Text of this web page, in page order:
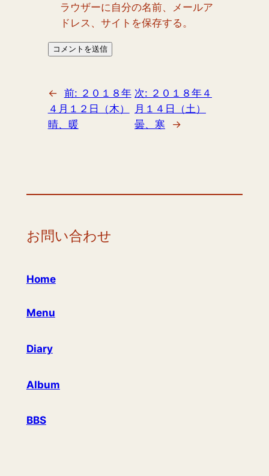
ラウザーに自分の名前、メールア
ドレス、サイトを保存する。
← 前: ２０１８年
４月１２日（木）
晴、暖
次: ２０１８年４
月１４日（土）
曇、寒
→
お問い合わせ
Home
Menu
Diary
Album
BBS